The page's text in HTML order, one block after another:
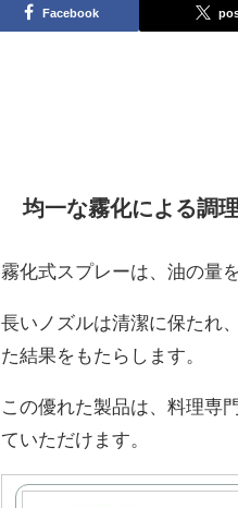
Facebook
均一な霧化による調
霧化式スプレーは、油の量
長いノズルは清潔に保たれ
た結果をもたらします。
この優れた製品は、料理専
ていただけます。